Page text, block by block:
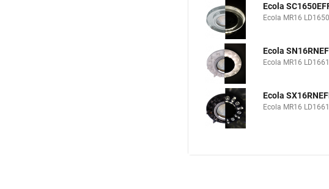
Ecola
Ecola MR16
Ecola
Ecola MR16
Ecola
Ecola MR16